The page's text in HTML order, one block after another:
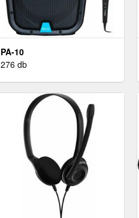
PA-10
276 db